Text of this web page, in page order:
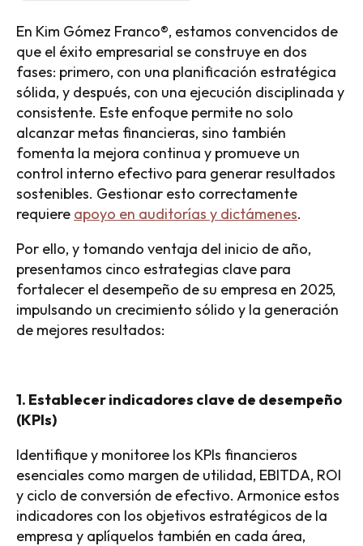
En Kim Gómez Franco®, estamos convencidos de
que el éxito empresarial se construye en dos
fases: primero, con una planificación estratégica
sólida, y después, con una ejecución disciplinada y
consistente. Este enfoque permite no solo
alcanzar metas financieras, sino también
fomenta la mejora continua y promueve un
control interno efectivo para generar resultados
sostenibles. Gestionar esto correctamente
requiere apoyo en auditorías y dictámenes.
Por ello, y tomando ventaja del inicio de año,
presentamos cinco estrategias clave para
fortalecer el desempeño de su empresa en 2025,
impulsando un crecimiento sólido y la generación
de mejores resultados:
1. Establecer indicadores clave de desempeño
(KPIs)
Identifique y monitoree los KPIs financieros
esenciales como margen de utilidad, EBITDA, ROI
y ciclo de conversión de efectivo. Armonice estos
indicadores con los objetivos estratégicos de la
empresa y aplíquelos también en cada área,